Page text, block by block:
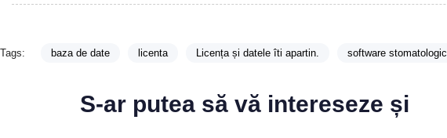
Tags: baza de date licenta Licența și datele îti apartin. software stomatologic
S-ar putea să vă intereseze și